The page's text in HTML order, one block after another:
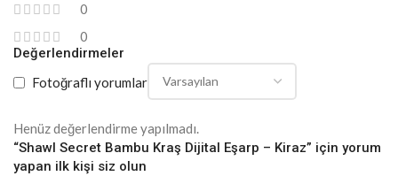
0
0
Değerlendirmeler
Fotoğraflı yorumlar
Henüz değerlendirme yapılmadı.
“Shawl Secret Bambu Kraş Dijital Eşarp – Kiraz” için yorum
yapan ilk kişi siz olun